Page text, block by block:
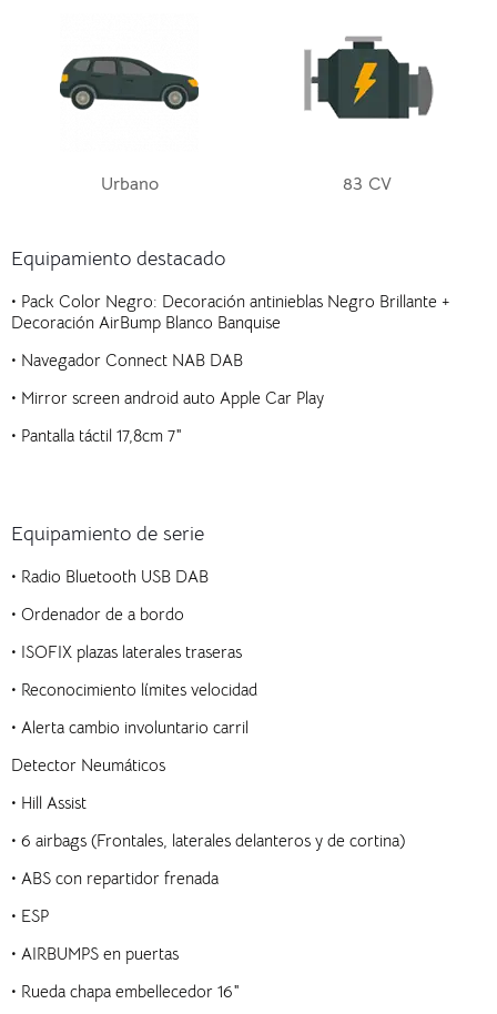
Urbano 83 CV
Equipamiento destacado
• Pack Color Negro: Decoración antinieblas Negro Brillante +
Decoración AirBump Blanco Banquise
• Navegador Connect NAB DAB
• Mirror screen android auto Apple Car Play
• Pantalla táctil 17,8cm 7″
Equipamiento de serie
• Radio Bluetooth USB DAB
• Ordenador de a bordo
• ISOFIX plazas laterales traseras
• Reconocimiento límites velocidad
• Alerta cambio involuntario carril
Detector Neumáticos
• Hill Assist
• 6 airbags (Frontales, laterales delanteros y de cortina)
• ABS con repartidor frenada
• ESP
• AIRBUMPS en puertas
• Rueda chapa embellecedor 16″